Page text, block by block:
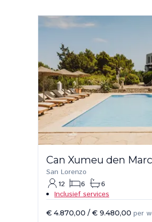
Can Xumeu den
San Lorenzo
12
6
6
Inclusief services
€ 4.870,00 / € 9.480,00 per